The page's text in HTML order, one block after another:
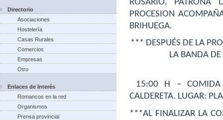
Directorio
Asociaciones
Hostelería
Casas Rurales
Comercios
Empresas
Otro
Enlaces de Interés
Romancos en la red
Organismos
Prensa provincial
ROSARIO, PATRONA
PROCESION
BRIHUEGA.
*** DESPUÉS DE LA
LA BANDA
CALDERETA. LUGAR:
***AL FINALIZAR LA